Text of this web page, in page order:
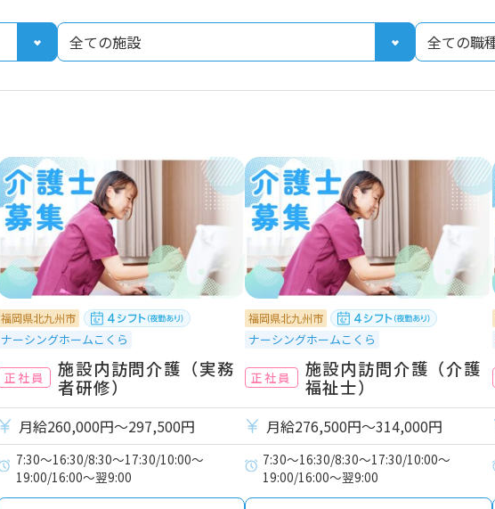
福岡県北九州市
ナーシングホームこくら
正社員
施設内訪問介護（実務
者研修）
月給260,000円〜297,500円
7:30～16:30/8:30～17:30/10:00～
19:00/16:00～翌9:00
福岡県北九州市
ナーシングホームこくら
正社員
施設内訪問介護（介護
福祉士）
月給276,500円〜314,000円
7:30～16:30/8:30～17:30/10:00～
19:00/16:00～翌9:00